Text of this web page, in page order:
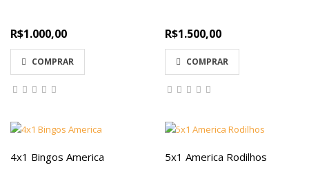
R$1.000,00
COMPRAR
R$1.500,00
COMPRAR
4x1 Bingos America 5x1 America Rodilhos